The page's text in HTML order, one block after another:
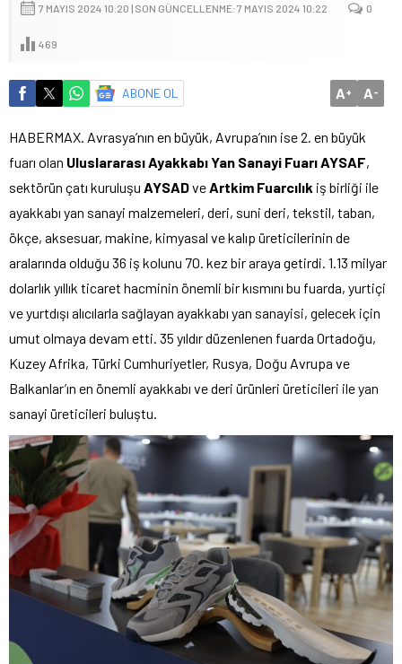
7 MAYIS 2024 10:20 | SON GÜNCELLENME: 7 MAYIS 2024 10:22 0
469
ABONE OL A+ A-
HABERMAX. Avrasya’nın en büyük, Avrupa’nın ise 2. en büyük
fuarı olan Uluslararası Ayakkabı Yan Sanayi Fuarı AYSAF,
sektörün çatı kuruluşu AYSADve Artkim Fuarcılık iş birliği ile
ayakkabı yan sanayi malzemeleri, deri, suni deri, tekstil, taban,
ökçe, aksesuar, makine, kimyasal ve kalıp üreticilerinin de
aralarında olduğu 36 iş kolunu 70. kez bir araya getirdi. 1.13 milyar
dolarlık yıllık ticaret hacminin önemli bir kısmını bu fuarda, yurtiçi
ve yurtdışı alıcılarla sağlayan ayakkabı yan sanayisi, gelecek için
umut olmaya devam etti. 35 yıldır düzenlenen fuarda Ortadoğu,
Kuzey Afrika, Türki Cumhuriyetler, Rusya, Doğu Avrupa ve
Balkanlar’ın en önemli ayakkabı ve deri ürünleri üreticileri ile yan
sanayi üreticileri buluştu.